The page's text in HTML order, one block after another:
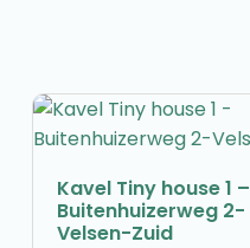
Kavel Tiny house 1 –
Buitenhuizerweg 2-
Velsen-Zuid